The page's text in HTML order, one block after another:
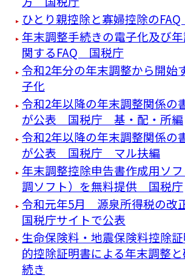
ひとり親控除と寡婦控除の
年末調整手続きの電子化及び
関するFAQ 国税庁
令和2年分の年末調整から開始
子化
令和2年以降の年末調整関係の
が公表 国税庁 基・配・所編
令和2年以降の年末調整関係の
が公表 国税庁 マル扶編
年末調整控除申告書作成用ソ
調ソフト）を無料提供 国税庁
令和元年5月 源泉所得税の改
国税庁サイトで公表
生命保険料・地震保険料控除
的控除証明書による年末調整
続き